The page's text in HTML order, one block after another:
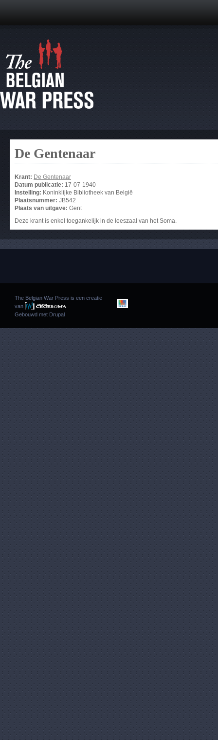
De Gentenaar
Krant: De Gentenaar
Datum publicatie: 17-07-1940
Instelling: Koninklijke Bibliotheek van België
Plaatsnummer: JB542
Plaats van uitgave: Gent
Deze krant is enkel toegankelijk in de leeszaal van het Soma.
The Belgian War Press is een creatie
van
Gebouwd met Drupal